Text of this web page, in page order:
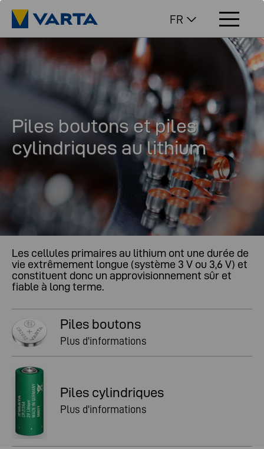
FR
Piles boutons et piles
cylindriques au lithium
Les cellules primaires au lithium ont une durée de
vie extrêmement longue (système 3 V ou 3,6 V) et
constituent donc un approvisionnement sûr et
fiable à long terme.
Piles boutons
Plus d'informations
Piles cylindriques
Plus d'informations